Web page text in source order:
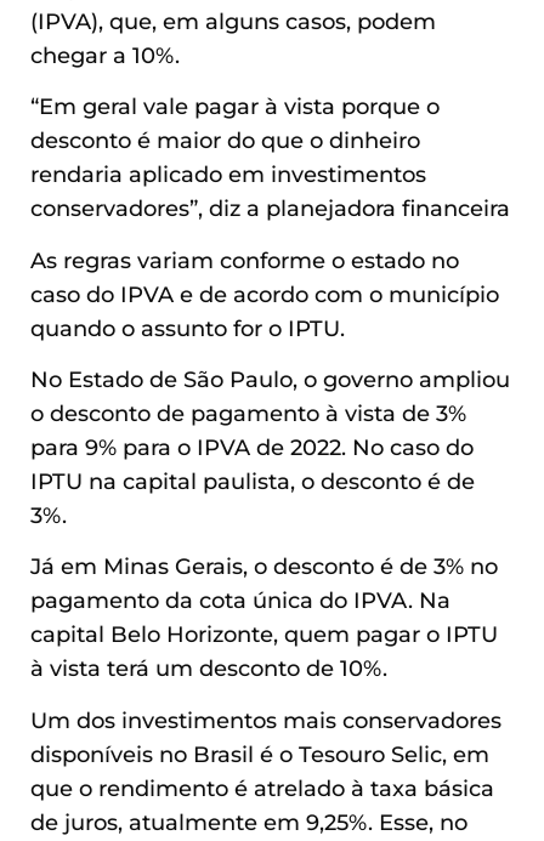
(IPVA), que, em alguns casos, podem
chegar a 10%.
“Em geral vale pagar à vista porque o
desconto é maior do que o dinheiro
rendaria aplicado em investimentos
conservadores”, diz a planejadora financeira
As regras variam conforme o estado no
caso do IPVA e de acordo com o município
quando o assunto for o IPTU.
No Estado de São Paulo, o governo ampliou
o desconto de pagamento à vista de 3%
para 9% para o IPVA de 2022. No caso do
IPTU na capital paulista, o desconto é de
3%.
Já em Minas Gerais, o desconto é de 3% no
pagamento da cota única do IPVA. Na
capital Belo Horizonte, quem pagar o IPTU
à vista terá um desconto de 10%.
Um dos investimentos mais conservadores
disponíveis no Brasil é o Tesouro Selic, em
que o rendimento é atrelado à taxa básica
de juros, atualmente em 9,25%. Esse, no